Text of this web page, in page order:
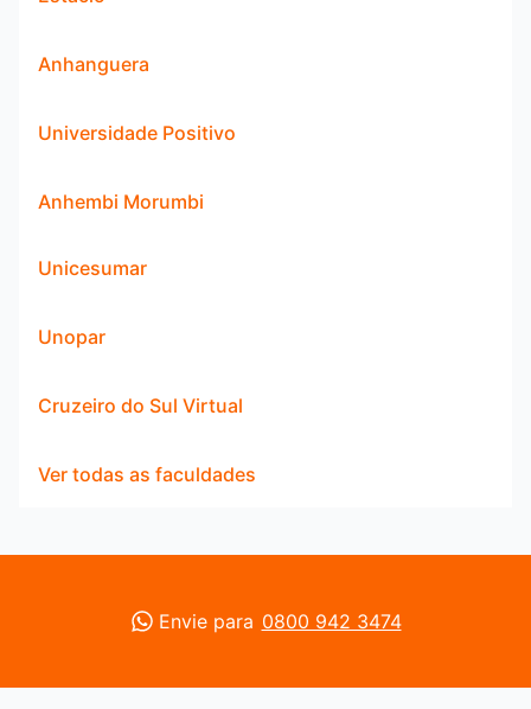
Anhanguera
Universidade Positivo
Anhembi Morumbi
Unicesumar
Unopar
Cruzeiro do Sul Virtual
Ver todas as faculdades
Envie para 0800 942 3474